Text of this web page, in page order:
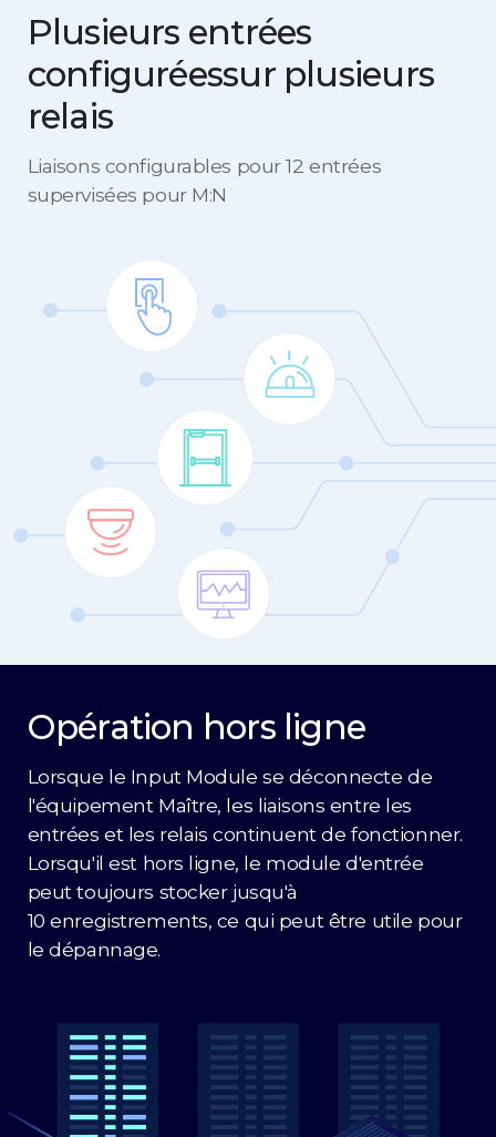
Plusieurs entrées
configuréessur plusieurs
relais
Liaisons configurables pour 12 entrées
supervisées pour M:N
Opération hors ligne
Lorsque le Input Module se déconnecte de
l'équipement Maître, les liaisons entre les
entrées et les relais continuent de fonctionner.
Lorsqu'il est hors ligne, le module d'entrée
peut toujours stocker jusqu'à
10 enregistrements, ce qui peut être utile pour
le dépannage.